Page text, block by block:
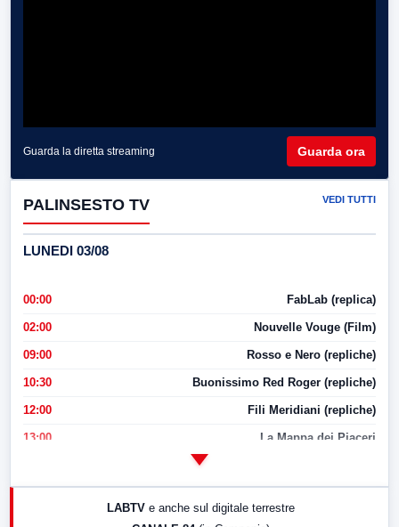
Guarda la diretta streaming Guarda ora
PALINSESTO TV VEDI TUTTI
LUNEDI 03/08
00:00 FabLab (replica)
02:00 Nouvelle Vouge (Film)
09:00 Rosso e Nero (repliche)
10:30 Buonissimo Red Roger (repliche)
12:00 Fili Meridiani (repliche)
13:00 La Mappa dei Piaceri
LABTV e anche sul digitale terrestre